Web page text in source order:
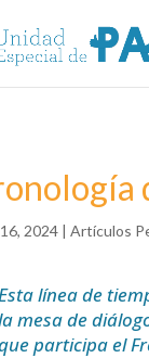
2024 |Artículos
línea de
mesa de
participa el